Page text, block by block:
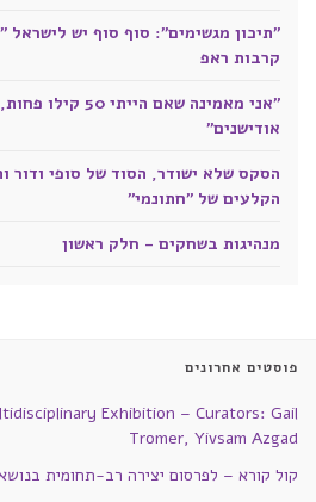
"תיכון מגשימים": סוף סוף יש
קרבות ראפ
"אני מאמינה שאם
אודישנים"
הסקס שלא ישודר, הסוד של סופי ודור
הקלעים של "חתונמי"
מנהיגות בשחקים - חלק ראשון
פוסטים אחרונים
Exhibition – Curators: Gail
Tromer, Yivsam Azgad
קול קורא – לפרסום יצירה רב-תחומית